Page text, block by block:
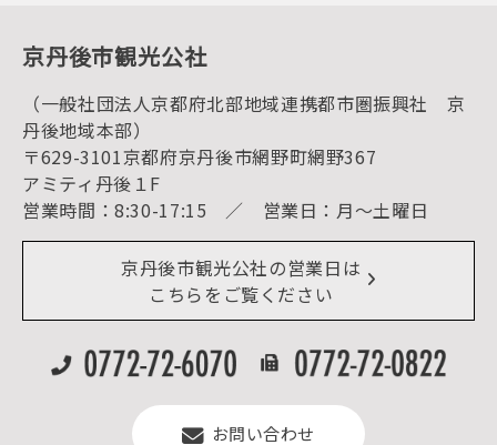
蟹味噌スープ
観光
海水浴
キャンプ
お宿探し
宿泊・日帰り予約（空室検索）
予約照会・予約キャンセル
宿泊施設一覧（お宿比較ページ）
アクセス
お知らせ
イベント情報
デジタル観光パンフレット
リアルタイム道路情報
よくある質問
京丹後市観光公社
（一般社団法人京都府北部地域連携都市圏振興社 京
丹後地域本部）
〒629-3101京都府京丹後市網野町網野367
アミティ丹後１F
営業時間：8:30-17:15 ／ 営業日：月～土曜日
京丹後市観光公社の営業日は
こちらをご覧ください
お問い合わせ